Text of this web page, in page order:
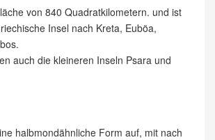
von 840 Quadratkilometern. und ist
Insel nach Kreta, Euböa,
auch die kleineren Inseln Psara und
halbmondähnliche Form auf, mit nach